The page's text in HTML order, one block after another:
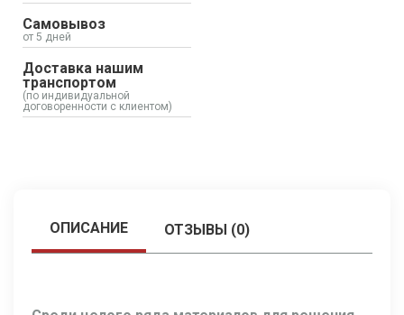
Самовывоз
от 5 дней
Доставка нашим
транспортом
(по индивидуальной
договоренности с клиентом)
ОПИСАНИЕ ОТЗЫВЫ (0)